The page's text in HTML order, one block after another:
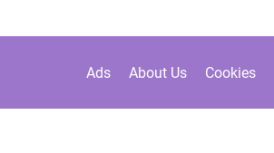
Ads About Us Cookies